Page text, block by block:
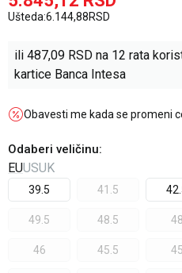
Ušteda:6.144,88RSD
ili 487,09 RSD na 12 rata
kartice Banca Intesa
Obavesti me kada se promeni
Odaberi veličinu:
EUUSUK
39.5
41.5
49.5 48.5 48
46 45.5 45